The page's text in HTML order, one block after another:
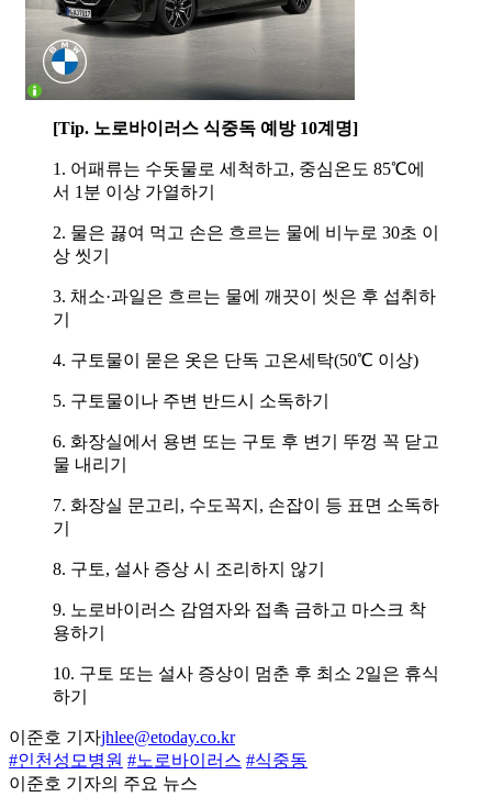
[Tip. 노로바이러스 식중독 예방 10계명]
1. 어패류는 수돗물로 세척하고, 중심온도 85℃에
서 1분 이상 가열하기
2. 물은 끓여 먹고 손은 흐르는 물에 비누로 30초 이
상 씻기
3. 채소·과일은 흐르는 물에 깨끗이 씻은 후 섭취하
기
4. 구토물이 묻은 옷은 단독 고온세탁(50℃ 이상)
5. 구토물이나 주변 반드시 소독하기
6. 화장실에서 용변 또는 구토 후 변기 뚜껑 꼭 닫고
물 내리기
7. 화장실 문고리, 수도꼭지, 손잡이 등 표면 소독하
기
8. 구토, 설사 증상 시 조리하지 않기
9. 노로바이러스 감염자와 접촉 금하고 마스크 착
용하기
10. 구토 또는 설사 증상이 멈춘 후 최소 2일은 휴식
하기
이준호 기자jhlee@etoday.co.kr
#인천성모병원 #노로바이러스 #식중동
이준호 기자의 주요 뉴스